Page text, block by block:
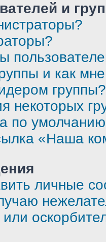
и
и как
группы?
некоторых
по
«Наша
личные